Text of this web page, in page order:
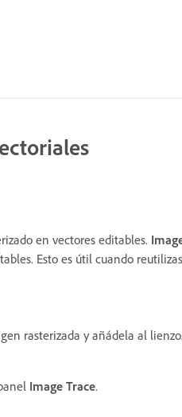
en vectores editables.
Esto es útil cuando
rasterizada y añádela al lienzo.
Image Trace.